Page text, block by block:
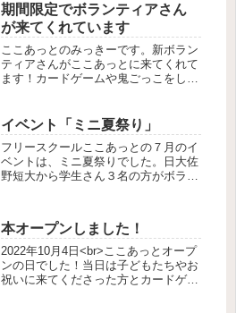
期間限定でボランティアさん
が来てくれています
ここあっとのみっきーです。新ボラン
ティアさんがここあっとに来てくれて
ます！カードゲームや鬼ごっこをして
ます。子どもたちの様子も普段とはい
い意味で違っていて若い世代の力がす
ご...
イベント「ミニ夏祭り」
フリースクールここあっとの７月のイ
ベントは、ミニ夏祭りでした。日大佐
野短大から学生さん３名の方がボラン
子メーカーを持ってきてくださった方
がいらしたので、わた菓子づくりにも
チ...
本オープンしました！
2022年10月4日<br>ここあっとオープ
ンの日でした！当日は子どもたちやお
祝いに来てくださった方とカードゲー